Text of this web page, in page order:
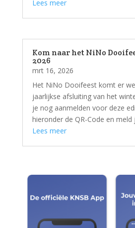
Lees meer
Kom naar het NiNo
2026
mrt 16, 2026
Het NiNo Dooifeest komt er
jaarlijkse afsluiting van het
je nog aanmelden voor deze
hieronder de QR-Code en meld
Lees meer